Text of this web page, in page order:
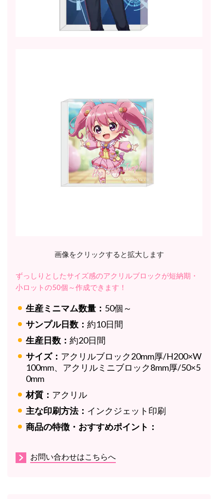
画像をクリックすると拡大します
ずっしりとしたサイズ感のアクリルブロックが短納期・
小ロットの50個～作成できます！
生産ミニマム数量： 50個～
サンプル日数： 約10日間
生産日数： 約20日間
サイズ： アクリルブロック20mm厚/H200×W
100mm、アクリルミニブロック8mm厚/50×5
0mm
材質： アクリル
主な印刷方法： インクジェット印刷
商品の特徴・おすすめポイント：
お問い合わせはこちらへ